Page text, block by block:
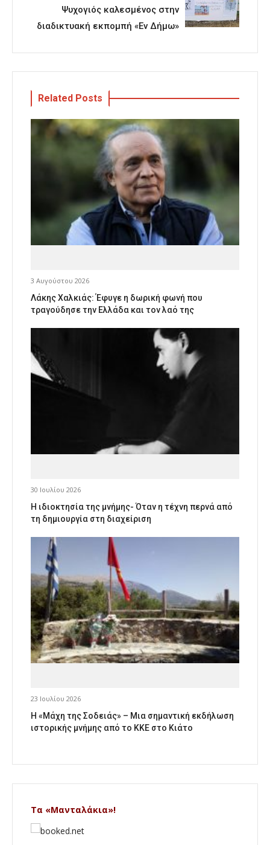
Ψυχογιός καλεσμένος στην
διαδικτυακή εκπομπή «Εν Δήμω»
Related Posts
3 Αυγούστου 2026
Λάκης Χαλκιάς: Έφυγε η δωρική φωνή που
τραγούδησε την Ελλάδα και τον λαό της
30 Ιουλίου 2026
Η ιδιοκτησία της μνήμης- Όταν η τέχνη περνά από
τη δημιουργία στη διαχείριση
23 Ιουλίου 2026
Η «Μάχη της Σοδειάς» – Μια σημαντική εκδήλωση
ιστορικής μνήμης από το ΚΚΕ στο Κιάτο
Τα «Μανταλάκια»!